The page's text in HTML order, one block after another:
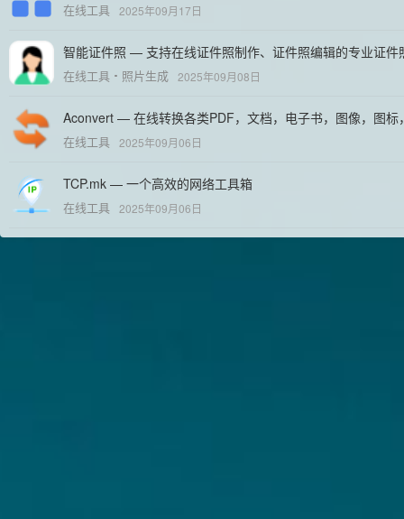
在线工具 2025年09月17日
智能证件照 — 支持在线证件照制作、证件照编辑的专业证件
在线工具 照片生成 2025年09月08日
Aconvert — 在线转换各类PDF，文档，电子书，图像，图标
在线工具 2025年09月06日
TCP.mk — 一个高效的网络工具箱
在线工具 2025年09月06日